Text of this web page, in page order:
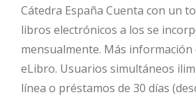
Cátedra España Cuenta con un
libros electrónicos a los se
mensualmente. Más
eLibro. Usuarios simultáneos
línea o préstamos de 30 días